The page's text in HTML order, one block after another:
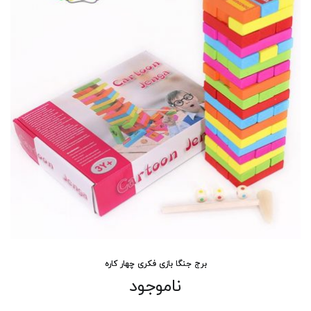
برج جنگا بازی فکری چهار کاره
ناموجود